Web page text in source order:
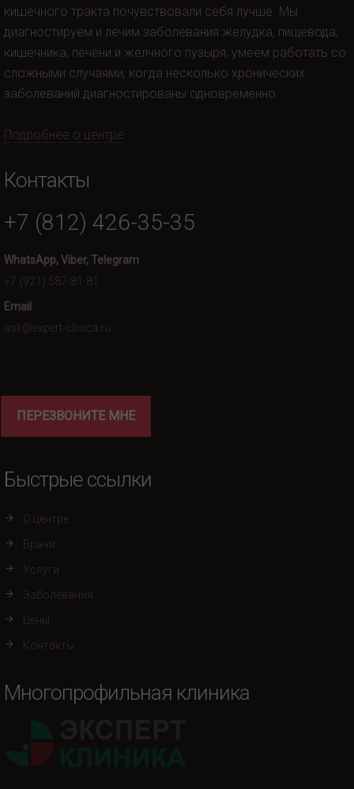
кишечного тракта почувствовали себя лучше. Мы
диагностируем и лечим заболевания желудка, пищевода,
кишечника, печени и желчного пузыря, умеем работать со
сложными случаями, когда несколько хронических
заболеваний диагностированы одновременно.
Подробнее о центре
Контакты
+7 (812) 426-35-35
WhatsApp, Viber, Telegram
+7 (921) 587-81-81
Email
ask@expert-clinica.ru
ПЕРЕЗВОНИТЕ МНЕ
Быстрые ссылки
О центре
Врачи
Услуги
Заболевания
Цены
Контакты
Многопрофильная клиника